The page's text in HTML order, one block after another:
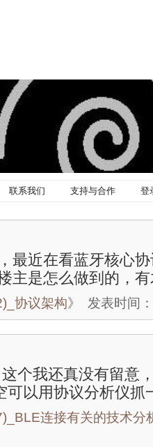
联系我们 支持与合作 登
最近在看蓝牙核心
主是怎么做到的，
协议架构》 发表时间
个我还真没有留意
可以用协议分析仪抓
连接有关的技术分